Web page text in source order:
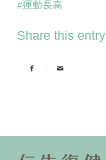
#運動長高
Share this entry